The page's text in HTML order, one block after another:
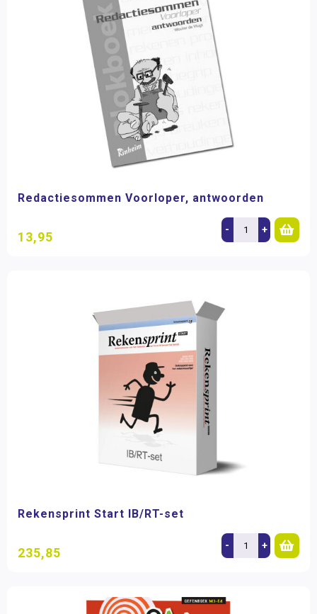
Redactiesommen Voorloper, antwoorden
13,95 - +
Rekensprint Start IB/RT-set
235,85 - +